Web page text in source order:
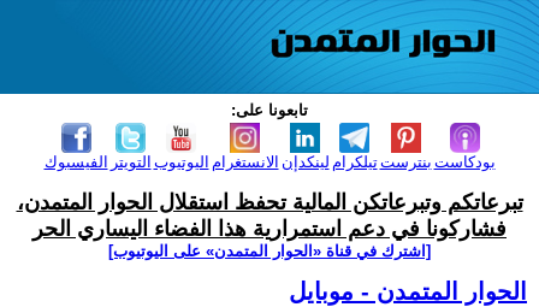
تابعونا على:
الفيسبوك التويتر اليوتيوب الانستغرام لينكدإن تيلكرامبنترست بودكاست
تبرعاتكم وتبرعاتكن المالية تحفظ استقلال الحوار المتمدن،
فشاركونا في دعم استمرارية هذا الفضاء اليساري الحر
[اشترك في قناة ‫«الحوار المتمدن» على اليوتيوب]
الحوار المتمدن - موبايل